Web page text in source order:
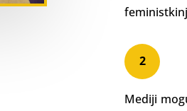
2
Mediji